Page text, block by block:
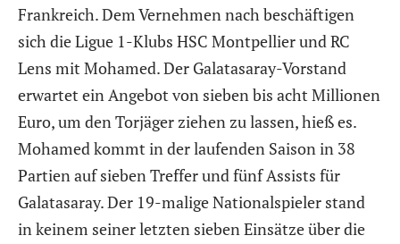
Frankreich. Dem Vernehmen nach beschäftigen
sich die Ligue 1-Klubs HSC Montpellier und RC
Lens mit Mohamed. Der Galatasaray-Vorstand
erwartet ein Angebot von sieben bis acht Millionen
Euro, um den Torjäger ziehen zu lassen, hieß es.
Mohamed kommt in der laufenden Saison in 38
Partien auf sieben Treffer und fünf Assists für
Galatasaray. Der 19-malige Nationalspieler stand
in keinem seiner letzten sieben Einsätze über die